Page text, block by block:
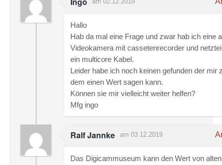
Hallo
Hab da mal eine Frage und zwar hab ich eine
Videokamera mit cassetenrecorder und
ein multicore Kabel.
Leider habe ich noch keinen gefunden der mir
dem einen Wert sagen kann.
Können sie mir vielleicht weiter helfen?
Mfg ingo
Ralf Jannke am 03.12.2019
Das Digicammuseum kann den Wert von alten